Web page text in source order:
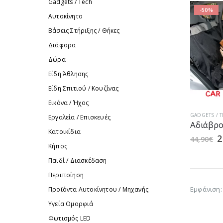
-50%
GADGETS /
44,90€
Εμφάνιση:
Gadgets / Tech
Αυτοκίνητο
Βάσεις Στήριξης / Θήκες
Διάφορα
Δώρα
Είδη Άθλησης
Είδη Σπιτιού / Kουζίνας
Εικόνα / Ήχος
Εργαλεία / Eπισκευές
Κατοικίδια
Κήπος
Παιδί / Διασκέδαση
Περιποίηση
Προϊόντα Aυτοκίνητου / Μηχανής
Υγεία Ομορφιά
Φωτισμός LED